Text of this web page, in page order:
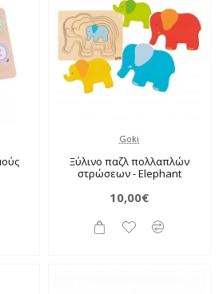
Goki
Ξύλινο παζλ πολλαπλών
στρώσεων - Elephant
10,00€